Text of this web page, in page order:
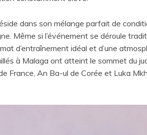
dans son mélange parfait de
Même si l’événement se déroule
d’entraînement idéal et d’une
à Malaga ont atteint le sommet du
France, An Ba-ul de Corée et Luka